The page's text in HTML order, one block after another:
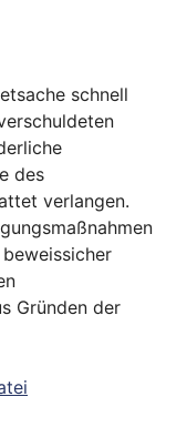
schnell
des
verlangen.
Gründen der